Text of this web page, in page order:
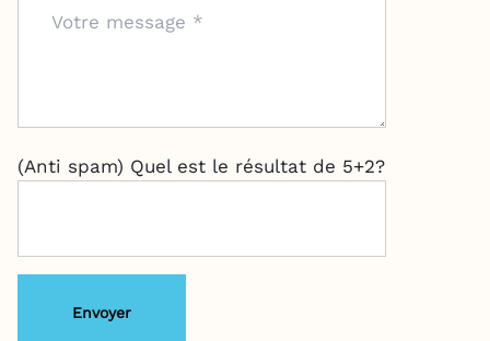
(Anti spam) Quel est le résultat de 5+2?